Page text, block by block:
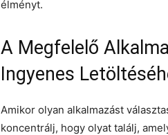
élményt.
A Megfelelő
Ingyenes
Amikor olyan alkalmazást
koncentrálj, hogy olyat találj,